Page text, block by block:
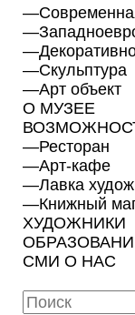
—
—
—
—Скульптура
—Арт объект
О МУЗЕЕ
—Ресторан
—Арт-кафе
—Лавка
—Книжный
ХУДОЖНИКИ
СМИ О НАС